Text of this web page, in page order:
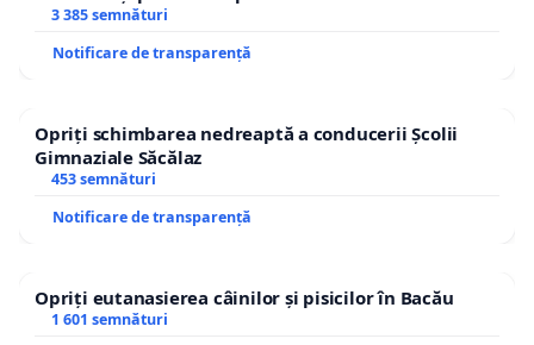
3 385 semnături
Notificare de transparență
Opriți schimbarea nedreaptă a conducerii Școlii
Gimnaziale Săcălaz
453 semnături
Notificare de transparență
Opriți eutanasierea câinilor și pisicilor în Bacău
1 601 semnături